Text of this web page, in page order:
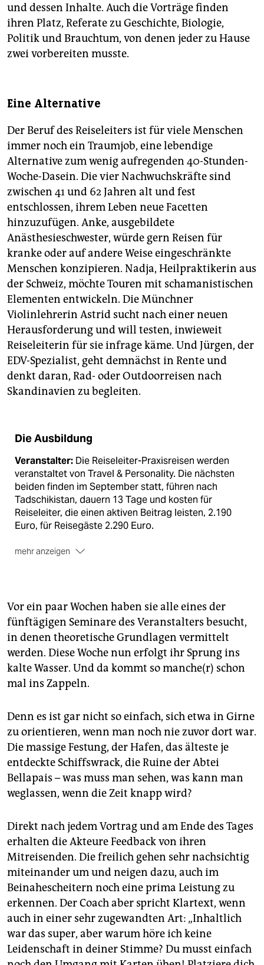
und dessen Inhalte. Auch die Vorträge finden
ihren Platz, Referate zu Geschichte, Biologie,
Politik und Brauchtum, von denen jeder zu Hause
zwei vorbereiten musste.
Eine Alternative
Der Beruf des Reiseleiters ist für viele Menschen
immer noch ein Traumjob, eine lebendige
Alternative zum wenig aufregenden 40-Stunden-
Woche-Dasein. Die vier Nachwuchskräfte sind
zwischen 41 und 62 Jahren alt und fest
entschlossen, ihrem Leben neue Facetten
hinzuzufügen. Anke, ausgebildete
Anästhesieschwester, würde gern Reisen für
kranke oder auf andere Weise eingeschränkte
Menschen konzipieren. Nadja, Heilpraktikerin aus
der Schweiz, möchte Touren mit schamanistischen
Elementen entwickeln. Die Münchner
Violinlehrerin Astrid sucht nach einer neuen
Herausforderung und will testen, inwieweit
Reiseleiterin für sie infrage käme. Und Jürgen, der
EDV-Spezialist, geht demnächst in Rente und
denkt daran, Rad- oder Outdoorreisen nach
Skandinavien zu begleiten.
Die Ausbildung
Veranstalter: Die Reiseleiter-Praxisreisen werden
veranstaltet von Travel & Personality. Die nächsten
beiden finden im September statt, führen nach
Tadschikistan, dauern 13 Tage und kosten für
Reiseleiter, die einen aktiven Beitrag leisten, 2.190
Euro, für Reisegäste 2.290 Euro.
mehr anzeigen
achttägige Variante auf Mallorca 695 Euro. Als
Abschluss gibt es ein Zertifikat. Travel & Personality,
Im Betzengaiern 29, 70597 Stuttgart, Tel. 07 11 7 58 67
77,www.travel-and-personality.de
Nordzypern:Tourismus Zen­trum Nordzypern,
Joachimstaler Str. 10–12, 10719 Berlin, Tel. 0 30 88 92
94 84,www.nord­zypern-touristik.de
Vor ein paar Wochen haben sie alle eines der
fünftägigen Seminare des Veranstalters besucht,
in denen theoretische Grundlagen vermittelt
werden. Diese Woche nun erfolgt ihr Sprung ins
kalte Wasser. Und da kommt so manche(r) schon
mal ins Zappeln.
Denn es ist gar nicht so einfach, sich etwa in Girne
zu orientieren, wenn man noch nie zuvor dort war.
Die massige Festung, der Hafen, das älteste je
entdeckte Schiffswrack, die ­Ruine der Abtei
Bellapais – was muss man sehen, was kann man
weglassen, wenn die Zeit knapp wird?
Direkt nach jedem Vortrag und am Ende des Tages
erhalten die Akteure Feedback von ihren
Mitreisenden. Die freilich gehen sehr nachsichtig
miteinander um und neigen dazu, auch im
Beinahescheitern noch eine prima Leistung zu
erkennen. Der Coach aber spricht Klartext, wenn
auch in einer sehr zugewandten Art: „Inhaltlich
war das super, aber warum höre ich keine
Leidenschaft in deiner Stimme? Du musst einfach